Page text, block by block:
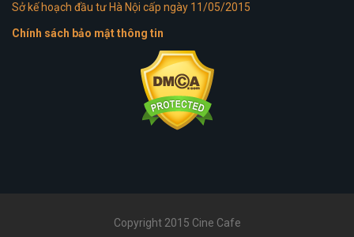
Sở kế hoạch đầu tư Hà Nội cấp ngày 11/05/2015
Chính sách bảo mật thông tin
Copyright 2015 Cine Cafe